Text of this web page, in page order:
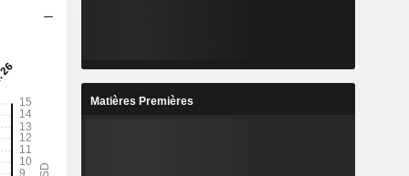
22,68 %
Matières Premières